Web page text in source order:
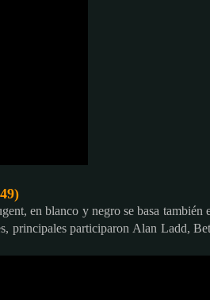
en blanco y negro se basa también
principales participaron Alan Ladd,